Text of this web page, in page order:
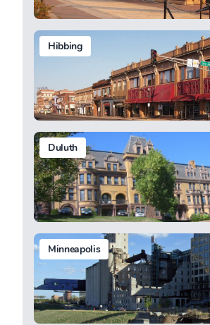
Hibbing
Duluth
Minneapolis